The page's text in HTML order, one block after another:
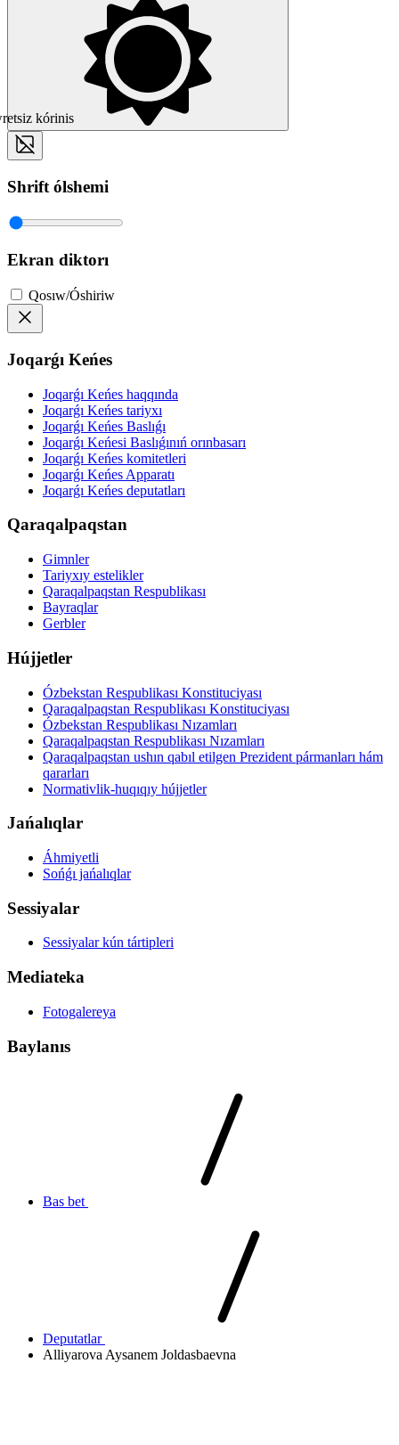
kórinis
Shrift ólshemi
Ekran diktorı
Qosıw/Óshiriw
Joqarǵı Keńes
Joqarǵı Keńes haqqında
Joqarǵı Keńes tariyxı
Joqarǵı Keńes Baslıǵı
Joqarǵı Keńesi Baslıǵınıń orınbasarı
Joqarǵı Keńes komitetleri
Joqarǵı Keńes Apparatı
Joqarǵı Keńes deputatları
Qaraqalpaqstan
Gimnler
Tariyxıy estelikler
Qaraqalpaqstan Respublikası
Bayraqlar
Gerbler
Hújjetler
Ózbekstan Respublikası Konstituciyası
Qaraqalpaqstan Respublikası Konstituciyası
Ózbekstan Respublikası Nızamları
Qaraqalpaqstan Respublikası Nızamları
Qaraqalpaqstan ushın qabıl etilgen Prezident pármanları hám
qararları
Normativlik-huqıqıy hújjetler
Jańalıqlar
Áhmiyetli
Sońǵı jańalıqlar
Sessiyalar
Sessiyalar kún tártipleri
Mediateka
Fotogalereya
Baylanıs
Bas bet
Deputatlar
Alliyarova Aysanem Joldasbaevna